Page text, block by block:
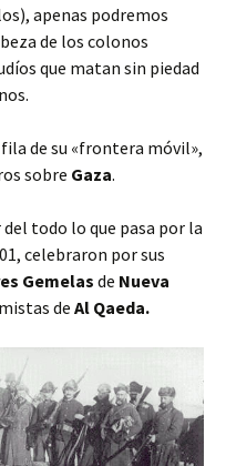
apenas podremos
de los colonos
que matan sin piedad
de su «frontera móvil»,
sobre Gaza.
todo lo que pasa por la
celebraron por sus
Gemelasde Nueva
de Al Qaeda.